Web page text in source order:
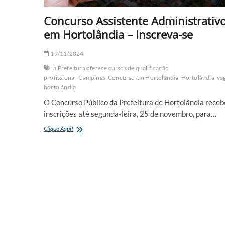
Concurso Assistente
em Hortolândia – Inscreva-se
19/11/2024
a Prefeitura oferece cursos de qualificação
profissional Campinas Concurso em Hortolândia Hortolândia
hortolândia
O Concurso Público da Prefeitura de Hortolândia
inscrições até segunda-feira, 25 de novembro, para…
Clique Aqui! Concurso